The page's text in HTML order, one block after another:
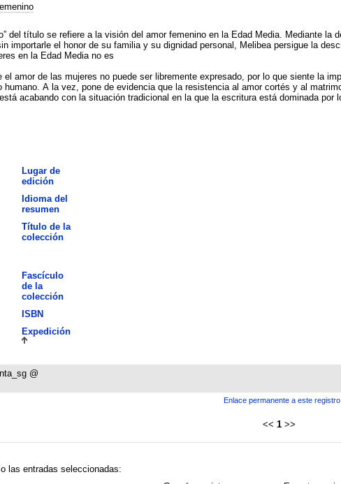
del título se refiere a la visión del amor femenino en la Edad Media. Mediante
importarle el honor de su familia y su dignidad personal, Melibea persigue la
en la Edad Media no es
el amor de las mujeres no puede ser libremente expresado, por lo que siente la
humano. A la vez, pone de evidencia que la resistencia al amor cortés y al
acabando con la situación tradicional en la que la escritura está dominada
Lugar de
edición
Idioma del
resumen
Título de la
colección
Fascículo
de la
colección
ISBN
Expedición
@
Enlace permanente a este registro
<< 1 >>
las entradas seleccionadas: